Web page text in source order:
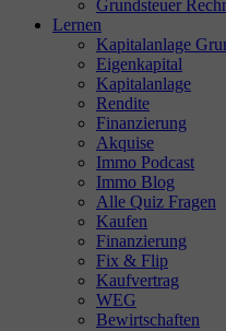
Grundsteuer
Lernen
Kapitalanlage
Eigenkapital
Kapitalanlage
Rendite
Finanzierung
Akquise
Immo Podcast
Immo Blog
Alle Quiz Fragen
Kaufen
Finanzierung
Fix & Flip
Kaufvertrag
WEG
Bewirtschaften